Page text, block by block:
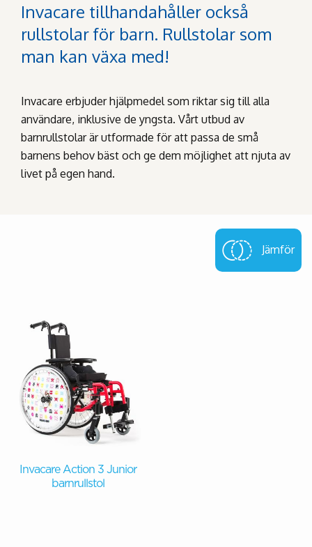
Invacare tillhandahåller också
rullstolar för barn. Rullstolar som
man kan växa med!
Invacare erbjuder hjälpmedel som riktar sig till alla
användare, inklusive de yngsta. Vårt utbud av
barnrullstolar är utformade för att passa de små
barnens behov bäst och ge dem möjlighet att njuta av
livet på egen hand.
Jämför
Invacare Action 3 Junior
barnrullstol